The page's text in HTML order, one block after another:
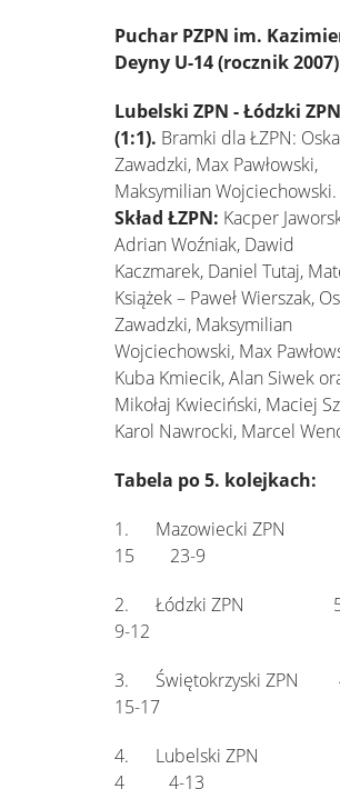
Puchar PZPN im.
Deyny U-14 (rocznik
Lubelski ZPN - Łódzki
(1:1). Bramki dla ŁZPN:
Zawadzki, Max Pawłowski,
Maksymilian Wojciechowski.
Skład ŁZPN: Kacper
Adrian Woźniak, Dawid
Kaczmarek, Daniel Tutaj,
Książek – Paweł Wierszak,
Zawadzki, Maksymilian
Wojciechowski, Max
Kuba Kmiecik, Alan Siwek
Mikołaj Kwieciński, Maciej
Karol Nawrocki, Marcel
Tabela po 5. kolejkach:
1. Mazowiecki ZPN
15 23-9
2. Łódzki
9-12
3. Świętokrzyski
15-17
4. Lubelski ZPN
4 4-13